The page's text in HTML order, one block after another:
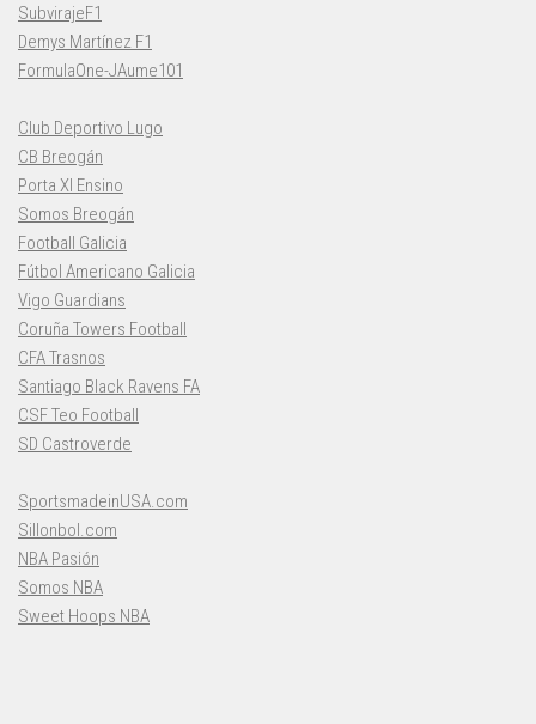
SubvirajeF1
Demys Martínez F1
FormulaOne-JAume101
Club Deportivo Lugo
CB Breogán
Porta XI Ensino
Somos Breogán
Football Galicia
Fútbol Americano Galicia
Vigo Guardians
Coruña Towers Football
CFA Trasnos
Santiago Black Ravens FA
CSF Teo Football
SD Castroverde
SportsmadeinUSA.com
Sillonbol.com
NBA Pasión
Somos NBA
Sweet Hoops NBA